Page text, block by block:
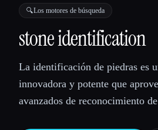
💻Desarrolladores
🎓Estudiantes 🎬
🔍Los motores de búsqueda
stone identification
La identificación de piedras es
innovadora y potente que
avanzados de reconocimiento